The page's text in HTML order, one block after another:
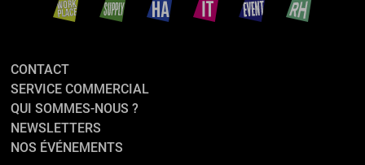
CONTACT
SERVICE COMMERCIAL
QUI SOMMES-NOUS ?
NEWSLETTERS
NOS ÉVÉNEMENTS